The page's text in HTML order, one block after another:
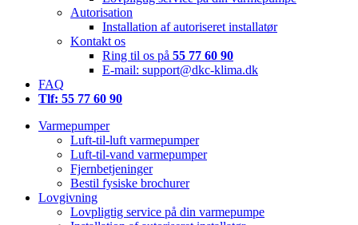
Autorisation
Installation af autoriseret installatør
Kontakt os
Ring til os på 55 77 60 90
E-mail: support@dkc-klima.dk
FAQ
Tlf: 55 77 60 90
Varmepumper
Luft-til-luft varmepumper
Luft-til-vand varmepumper
Fjernbetjeninger
Bestil fysiske brochurer
Lovgivning
Lovpligtig service på din varmepumpe